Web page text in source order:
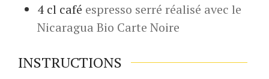
4 cl café espresso serré réalisé avec le
Nicaragua Bio Carte Noire
INSTRUCTIONS